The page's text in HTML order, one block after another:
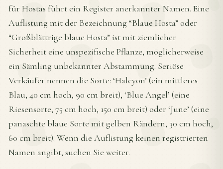
für Hostas führt ein Register anerkannter Namen. Eine
Auflistung mit der Bezeichnung “Blaue Hosta” oder
“Großblättrige blaue Hosta” ist mit ziemlicher
Sicherheit eine unspezifische Pflanze, möglicherweise
ein Sämling unbekannter Abstammung. Seriöse
Verkäufer nennen die Sorte: ‘Halcyon’ (ein mittleres
Blau, 40 cm hoch, 90 cm breit), ‘Blue Angel’ (eine
Riesensorte, 75 cm hoch, 150 cm breit) oder ‘June’ (eine
panaschte blaue Sorte mit gelben Rändern, 30 cm hoch,
60 cm breit). Wenn die Auflistung keinen registrierten
Namen angibt, suchen Sie weiter.